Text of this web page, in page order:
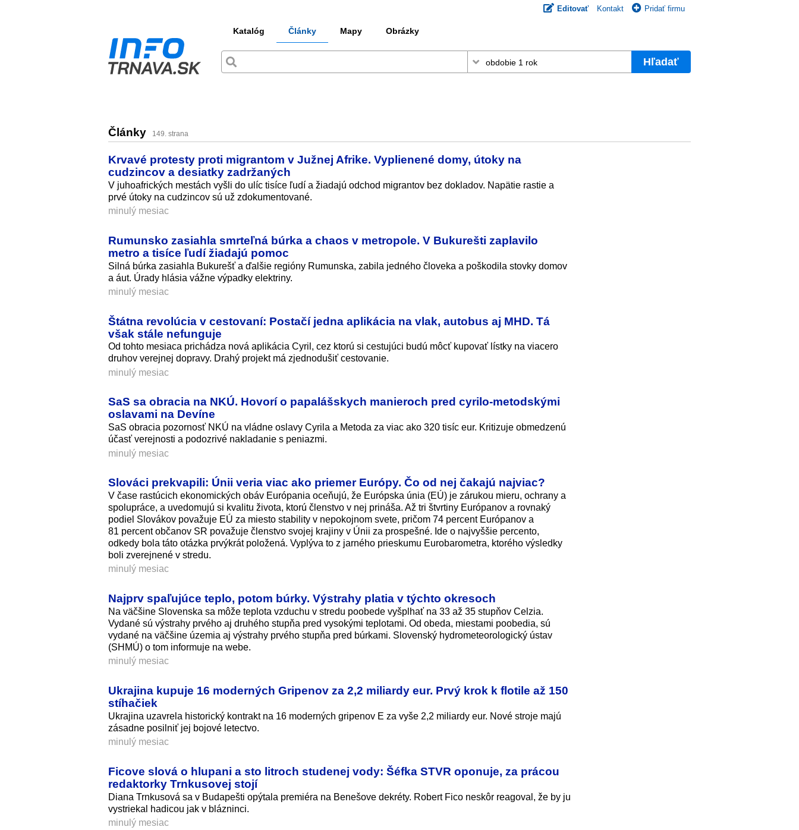
Editovať Kontakt Pridať firmu
Katalóg Články Mapy Obrázky
Hľadať
Články 149. strana
Krvavé protesty proti migrantom v Južnej Afrike. Vyplienené domy, útoky na
cudzincov a desiatky zadržaných
V juhoafrických mestách vyšli do ulíc tisíce ľudí a žiadajú odchod migrantov bez dokladov. Napätie rastie a
prvé útoky na cudzincov sú už zdokumentované.
minulý mesiac
Rumunsko zasiahla smrteľná búrka a chaos v metropole. V Bukurešti zaplavilo
metro a tisíce ľudí žiadajú pomoc
Silná búrka zasiahla Bukurešť a ďalšie regióny Rumunska, zabila jedného človeka a poškodila stovky domov
a áut. Úrady hlásia vážne výpadky elektriny.
minulý mesiac
Štátna revolúcia v cestovaní: Postačí jedna aplikácia na vlak, autobus aj MHD. Tá
však stále nefunguje
Od tohto mesiaca prichádza nová aplikácia Cyril, cez ktorú si cestujúci budú môcť kupovať lístky na viacero
druhov verejnej dopravy. Drahý projekt má zjednodušiť cestovanie.
minulý mesiac
SaS sa obracia na NKÚ. Hovorí o papalášskych manieroch pred cyrilo-metodskými
oslavami na Devíne
SaS obracia pozornosť NKÚ na vládne oslavy Cyrila a Metoda za viac ako 320 tisíc eur. Kritizuje obmedzenú
účasť verejnosti a podozrivé nakladanie s peniazmi.
minulý mesiac
Slováci prekvapili: Únii veria viac ako priemer Európy. Čo od nej čakajú najviac?
V čase rastúcich ekonomických obáv Európania oceňujú, že Európska únia (EÚ) je zárukou mieru, ochrany a
spolupráce, a uvedomujú si kvalitu života, ktorú členstvo v nej prináša. Až tri štvrtiny Európanov a rovnaký
podiel Slovákov považuje EÚ za miesto stability v nepokojnom svete, pričom 74 percent Európanov a
81 percent občanov SR považuje členstvo svojej krajiny v Únii za prospešné. Ide o najvyššie percento,
odkedy bola táto otázka prvýkrát položená. Vyplýva to z jarného prieskumu Eurobarometra, ktorého výsledky
boli zverejnené v stredu.
minulý mesiac
Najprv spaľujúce teplo, potom búrky. Výstrahy platia v týchto okresoch
Na väčšine Slovenska sa môže teplota vzduchu v stredu poobede vyšplhať na 33 až 35 stupňov Celzia.
Vydané sú výstrahy prvého aj druhého stupňa pred vysokými teplotami. Od obeda, miestami poobedia, sú
vydané na väčšine územia aj výstrahy prvého stupňa pred búrkami. Slovenský hydrometeorologický ústav
(SHMÚ) o tom informuje na webe.
minulý mesiac
Ukrajina kupuje 16 moderných Gripenov za 2,2 miliardy eur. Prvý krok k flotile až 150
stíhačiek
Ukrajina uzavrela historický kontrakt na 16 moderných gripenov E za vyše 2,2 miliardy eur. Nové stroje majú
zásadne posilniť jej bojové letectvo.
minulý mesiac
Ficove slová o hlupani a sto litroch studenej vody: Šéfka STVR oponuje, za prácou
redaktorky Trnkusovej stojí
Diana Trnkusová sa v Budapešti opýtala premiéra na Benešove dekréty. Robert Fico neskôr reagoval, že by ju
vystriekal hadicou jak v blázninci.
minulý mesiac